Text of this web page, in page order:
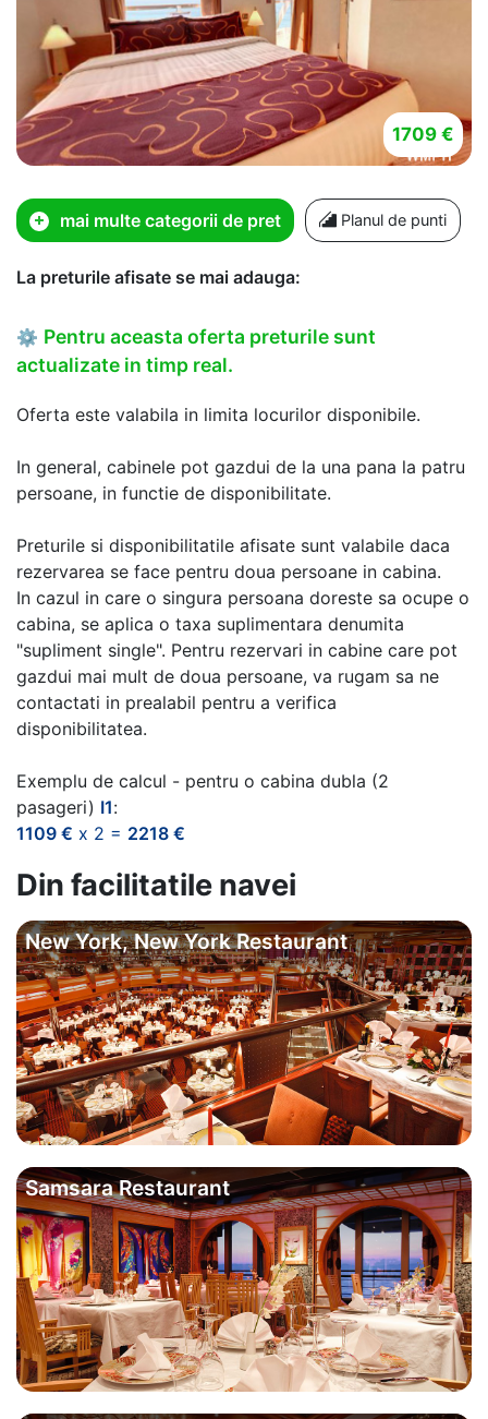
1709 €
mai multe categorii de pret Planul de punti
La preturile afisate se mai adauga:
⚙ Pentru aceasta oferta preturile sunt
actualizate in timp real.
Oferta este valabila in limita locurilor disponibile.
In general, cabinele pot gazdui de la una pana la patru
persoane, in functie de disponibilitate.
Preturile si disponibilitatile afisate sunt valabile daca
rezervarea se face pentru doua persoane in cabina.
In cazul in care o singura persoana doreste sa ocupe o
cabina, se aplica o taxa suplimentara denumita
"supliment single". Pentru rezervari in cabine care pot
gazdui mai mult de doua persoane, va rugam sa ne
contactati in prealabil pentru a verifica
disponibilitatea.
Exemplu de calcul - pentru o cabina dubla (2
pasageri) I1:
1109 € x 2 = 2218 €
Din facilitatile navei
New York, New York Restaurant
Samsara Restaurant